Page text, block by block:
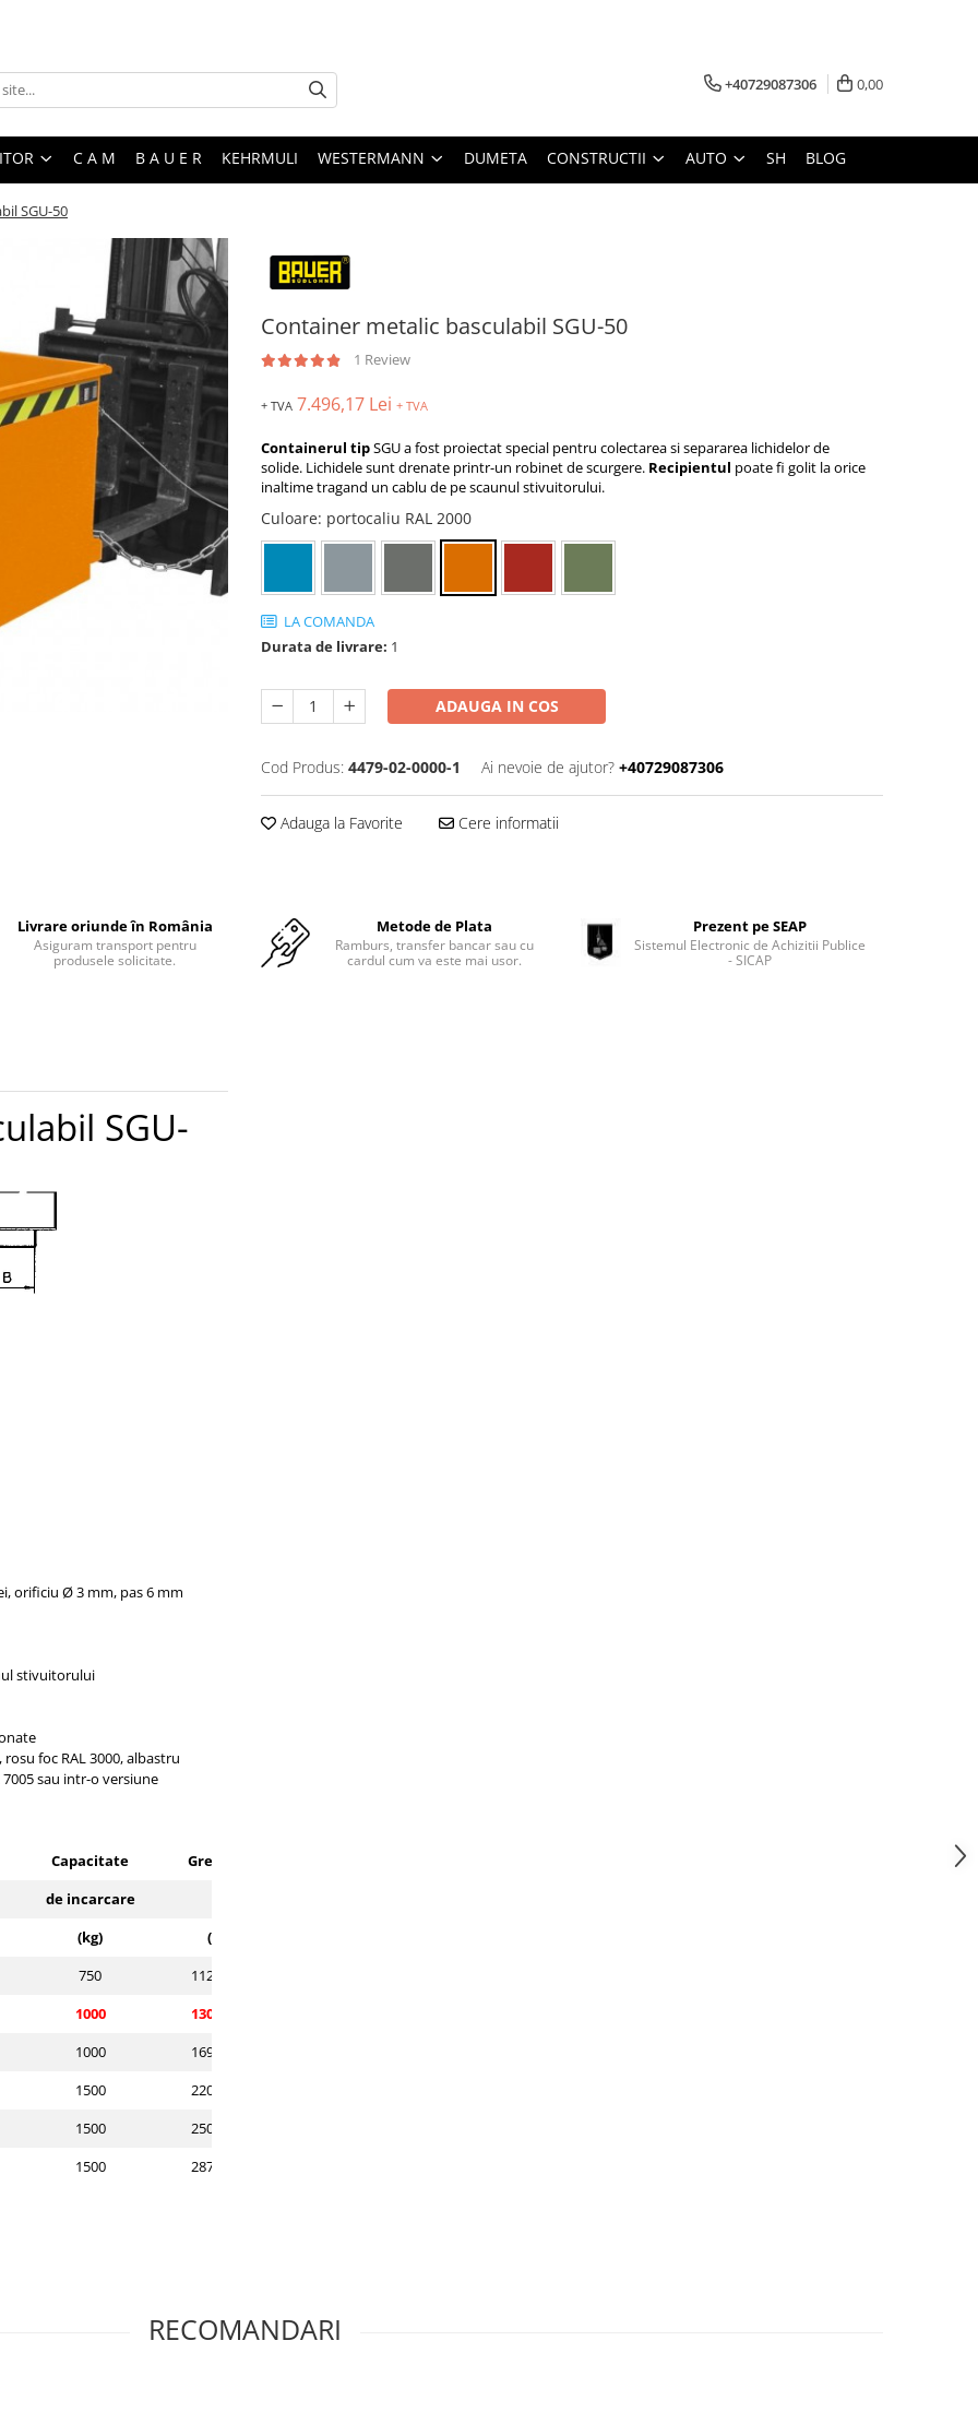
+40729087306 0,00
C A M B A U E R KEHRMULI WESTERMANN DUMETA CONSTRUCTII AUTO SH BLOG
SGU-50
Container metalic basculabil SGU-50
1 Review
+ TVA 7.496,17 Lei + TVA
Containerul tipSGUa fost proiectat special pentru colectarea si separarea lichidelor de
solide. Lichidele sunt drenate printr-un robinet de scurgere. Recipientul poate fi golit la orice
inaltime tragand un cablu de pe scaunul stivuitorului.
Culoare: portocaliu RAL 2000
LA COMANDA
Durata de livrare: 1
ADAUGA IN COS
Cod Produs: 4479-02-0000-1 Ai nevoie de ajutor? +40729087306
Adauga la Favorite Cere informatii
Livrare oriunde în România
Asiguram transport pentru
produsele solicitate.
Metode de Plata
Ramburs, transfer bancar sau cu
cardul cum va este mai usor.
Prezent pe SEAP
Sistemul Electronic de Achizitii Publice
- SICAP
SGU-
orificiu Ø 3 mm, pas 6 mm
stivuitorului
foc RAL 3000, albastru
7005 sau intr-o versiune
Capacitate
Greutate
de incarcare
(kg)
(kg)
750
112 / 121
1000
130 / 140
1000
169 / 182
1500
220 / 237
1500
250 / 270
1500 287 / 308
RECOMANDARI